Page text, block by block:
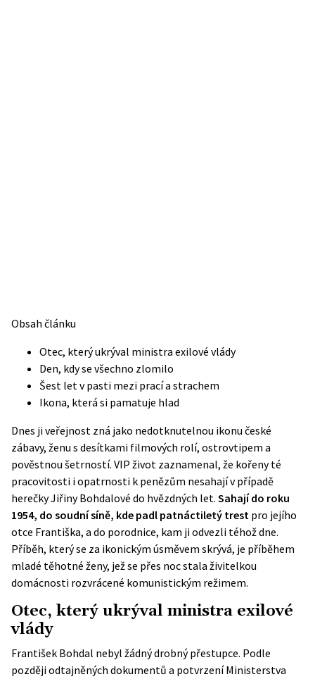
Obsah článku
Otec, který ukrýval ministra exilové vlády
Den, kdy se všechno zlomilo
Šest let v pasti mezi prací a strachem
Ikona, která si pamatuje hlad
Dnes ji veřejnost zná jako nedotknutelnou ikonu české
zábavy, ženu s desítkami filmových rolí, ostrovtipem a
pověstnou šetrností. VIP život zaznamenal, že kořeny té
pracovitosti i opatrnosti k penězům nesahají v případě
herečky Jiřiny Bohdalové do hvězdných let. Sahají do roku
1954, do soudní síně, kde padl patnáctiletý trest pro jejího
otce Františka, a do porodnice, kam ji odvezli téhož dne.
Příběh, který se za ikonickým úsměvem skrývá, je příběhem
mladé těhotné ženy, jež se přes noc stala živitelkou
domácnosti rozvrácené komunistickým režimem.
Otec, který ukrýval ministra exilové
vlády
František Bohdal nebyl žádný drobný přestupce. Podle
později odtajněných dokumentů a potvrzení Ministerstva